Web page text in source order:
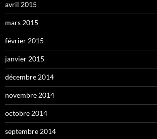
avril 2015
mars 2015
février 2015
janvier 2015
décembre 2014
novembre 2014
octobre 2014
septembre 2014